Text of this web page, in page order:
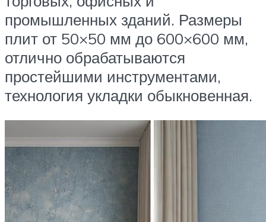
промышленных зданий. Размеры
плит от 50×50 мм до 600×600 мм,
отлично обрабатываются
простейшими инструментами,
технология укладки обыкновенная.